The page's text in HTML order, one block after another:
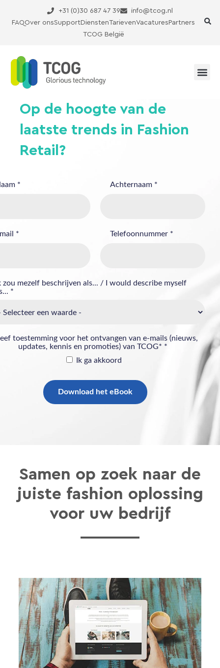
+31 (0)30 687 47 39
info@tcog.nl
FAQOver onsSupportDienstenTarievenVacatures Partners
TCOG België
Op de hoogte van de
laatste trends in Fashion
Retail?
Samen op zoek naar de
juiste fashion oplossing
voor uw bedrijf